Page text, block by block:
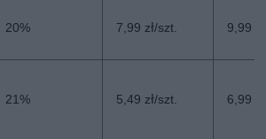
20% 7,99 zł/szt. 9,99
21% 5,49 zł/szt. 6,99